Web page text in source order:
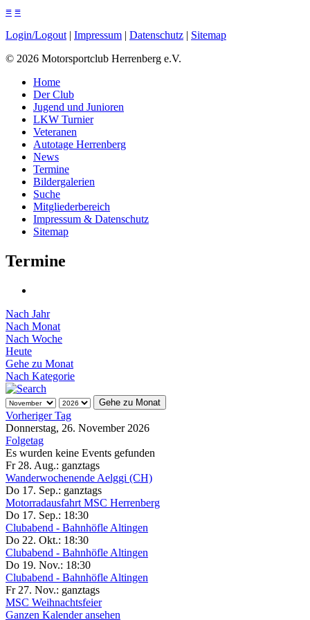
≡ ≡
Login/Logout | Impressum | Datenschutz | Sitemap
© 2026 Motorsportclub Herrenberg e.V.
Home
Der Club
Jugend und Junioren
LKW Turnier
Veteranen
Autotage Herrenberg
News
Termine
Bildergalerien
Suche
Mitgliederbereich
Impressum & Datenschutz
Sitemap
Termine
Nach Jahr
Nach Monat
Nach Woche
Heute
Gehe zu Monat
Nach Kategorie
Gehe zu Monat
Vorheriger Tag
Donnerstag, 26. November 2026
Folgetag
Es wurden keine Events gefunden
Fr 28. Aug.: ganztags
Wanderwochenende Aelggi (CH)
Do 17. Sep.: ganztags
Motorradausfahrt MSC Herrenberg
Do 17. Sep.: 18:30
Clubabend - Bahnhöfle Altingen
Do 22. Okt.: 18:30
Clubabend - Bahnhöfle Altingen
Do 19. Nov.: 18:30
Clubabend - Bahnhöfle Altingen
Fr 27. Nov.: ganztags
MSC Weihnachtsfeier
Ganzen Kalender ansehen